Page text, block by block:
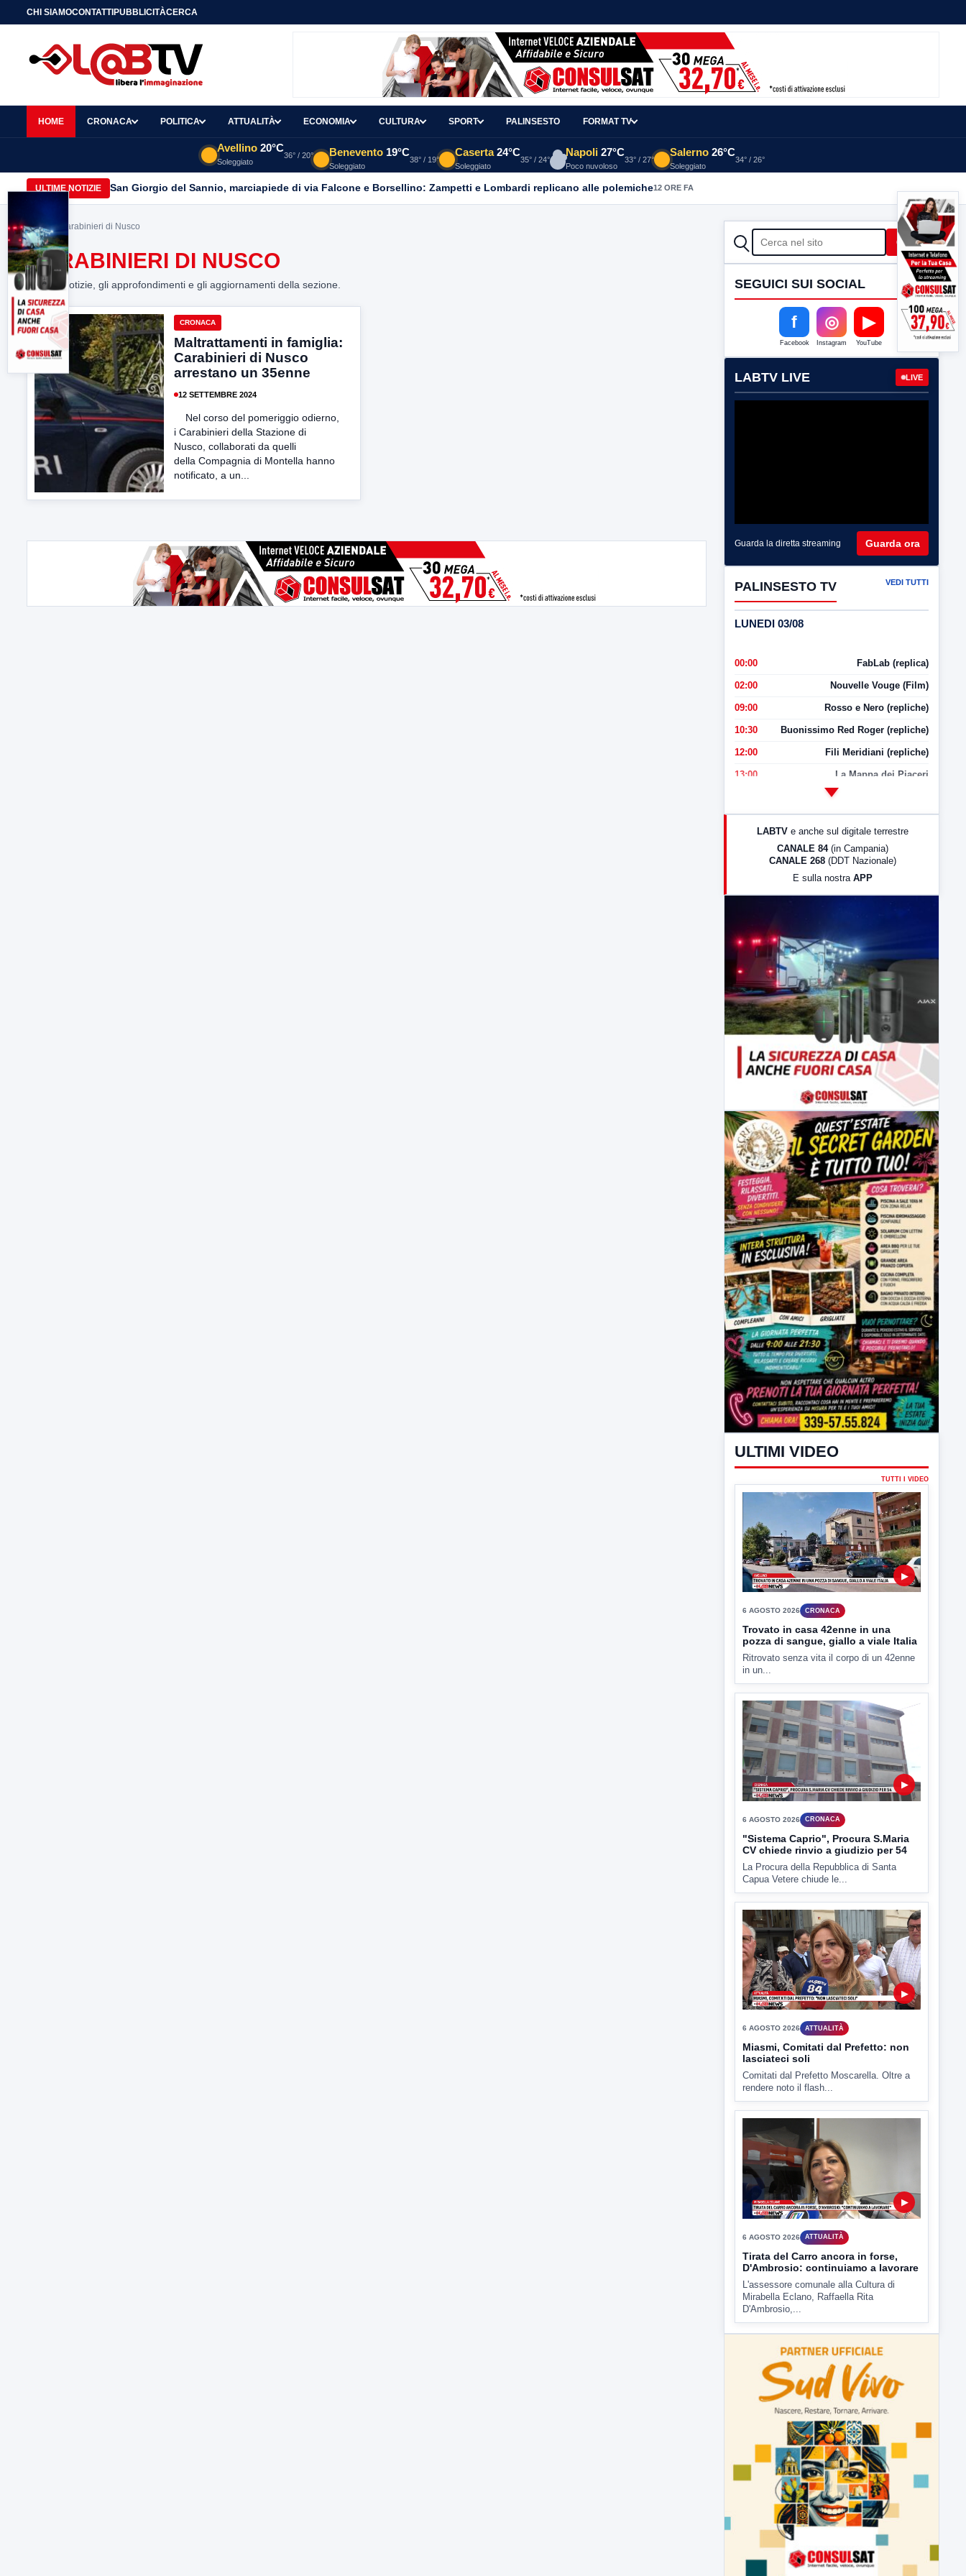
CHI SIAMOCONTATTIPUBBLICITÀCERCA
HOME CRONACA POLITICA ATTUALITÀ ECONOMIA CULTURA SPORT PALINSESTO FORMAT TV
Avellino 20°C
Soleggiato
36° / 20° Benevento 19°C
Soleggiato
38° / 19°
Caserta 24°C
Soleggiato
35° / 24°
Napoli 27°C
Poco nuvoloso
33° / 27°
Salerno 26°C
Soleggiato
34° / 26°
ULTIME NOTIZIE San Giorgio del Sannio, marciapiede di via Falcone e Borsellino: Zampetti e Lombardi replicano alle polemiche12 ORE FA
Home> Carabinieri di Nusco
CARABINIERI DI NUSCO
Tutte le notizie, gli approfondimenti e gli aggiornamenti della sezione.
CRONACA
Maltrattamenti in famiglia:
Carabinieri di Nusco
arrestano un 35enne
12 SETTEMBRE 2024
Nel corso del pomeriggio odierno,
i Carabinieri della Stazione di
Nusco, collaborati da quelli
della Compagnia di Montella hanno
notificato, a un...
CERCA Cerca
SEGUICI SUI SOCIAL
f
Facebook
◎
Instagram
▶
YouTube
LABTV LIVE LIVE
Guarda la diretta streaming Guarda ora
PALINSESTO TV VEDI TUTTI
LUNEDI 03/08
00:00 FabLab (replica)
02:00 Nouvelle Vouge (Film)
09:00 Rosso e Nero (repliche)
10:30 Buonissimo Red Roger (repliche)
12:00 Fili Meridiani (repliche)
13:00 La Mappa dei Piaceri
LabNews (Diretta)
LABTV e anche sul digitale terrestre
CANALE 84 (in Campania)
CANALE 268 (DDT Nazionale)
E sulla nostra APP
ULTIMI VIDEO
TUTTI I VIDEO
▶
6 AGOSTO 2026 CRONACA
Trovato in casa 42enne in una
pozza di sangue, giallo a viale Italia
Ritrovato senza vita il corpo di un 42enne
in un...
▶
6 AGOSTO 2026 CRONACA
"Sistema Caprio", Procura S.Maria
CV chiede rinvio a giudizio per 54
La Procura della Repubblica di Santa
Capua Vetere chiude le...
▶
6 AGOSTO 2026 ATTUALITÀ
Miasmi, Comitati dal Prefetto: non
lasciateci soli
Comitati dal Prefetto Moscarella. Oltre a
rendere noto il flash...
▶
6 AGOSTO 2026 ATTUALITÀ
Tirata del Carro ancora in forse,
D'Ambrosio: continuiamo a lavorare
L'assessore comunale alla Cultura di
Mirabella Eclano, Raffaella Rita
D'Ambrosio,...